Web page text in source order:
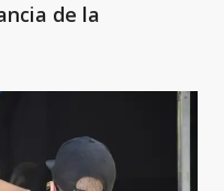
de la